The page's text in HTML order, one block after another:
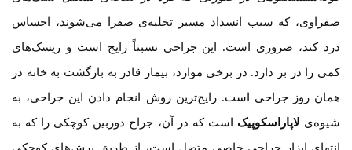
صفراوی، که سبب انسداد مسیر تخلیه‌ی صفرا می‌شوند، احساس
درد کند، ضروری است. این جراحی نسبتاً رایج است و ریسک‌های
کمی را در بر دارد. در برخی موارد، بیمار قادر به بازگشت به خانه در
همان روز جراحی است. رایج‌ترین روش انجام دادن این جراحی، به
شیوه‌ی لاپاراسکوپیک است که در آن، جراح دوربین کوچکی را که به